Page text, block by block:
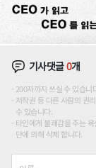
기사댓글0개
200자까지 쓰실 수 있습
저작권 등 다른 사람의 권
수 있습니다.
타인에게 불쾌감을 주는
단에 의해 삭제 합니다.